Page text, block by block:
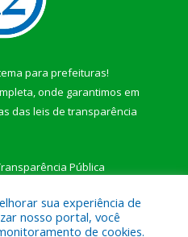
para prefeituras!
onde garantimos em
das leis de transparência
Pública
sua experiência de
nosso portal, você
de cookies.